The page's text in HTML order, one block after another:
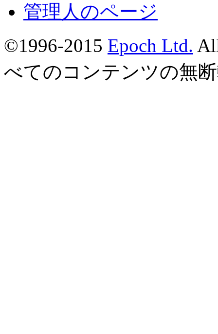
管理人のページ
©1996-2015 Epoch Ltd.
べてのコンテンツの無